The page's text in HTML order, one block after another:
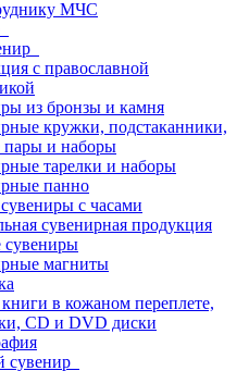
МЧС
с православной
из бронзы и камня
кружки, подстаканники,
пары и наборы
тарелки и наборы
панно
с часами
сувенирная продукция
сувениры
магниты
в кожаном переплете,
CD и DVD диски
сувенир